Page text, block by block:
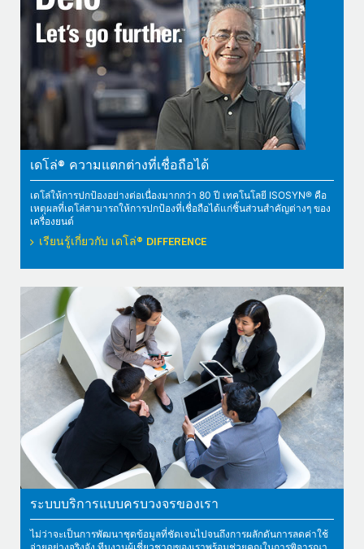
เดโล่® ความแตกต่างที่เชื่อถือได้
เดโล่ให้การปกป้องอย่างต่อเนื่องมากกว่า 80 ปี เทคโนโลยี ISOSYN® คือ
เหตุผลที่เดโล่สามารถให้การปกป้องที่เชื่อถือได้แก่ชิ้นส่วนสำคัญต่างๆ ของ
เครื่องยนต์
เรียนรู้เกี่ยวกับ เดโล่® DIFFERENCE
ระบบบริการแบบครบวงจรของเรา
ไม่ว่าจะเป็นการพัฒนาชุดข้อมูลที่ชัดเจนไปจนถึงการผลักดันการลดค่าใช้